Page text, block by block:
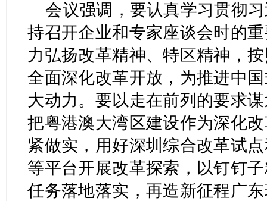
会议强调，要认真学习贯彻
持召开企业和专家座谈会时的
力弘扬改革精神、特区精神，
全面深化改革开放，为推进中
大动力。要以走在前列的要求
把粤港澳大湾区建设作为深化
紧做实，用好深圳综合改革试
等平台开展改革探索，以钉钉
任务落地落实，再造新征程广